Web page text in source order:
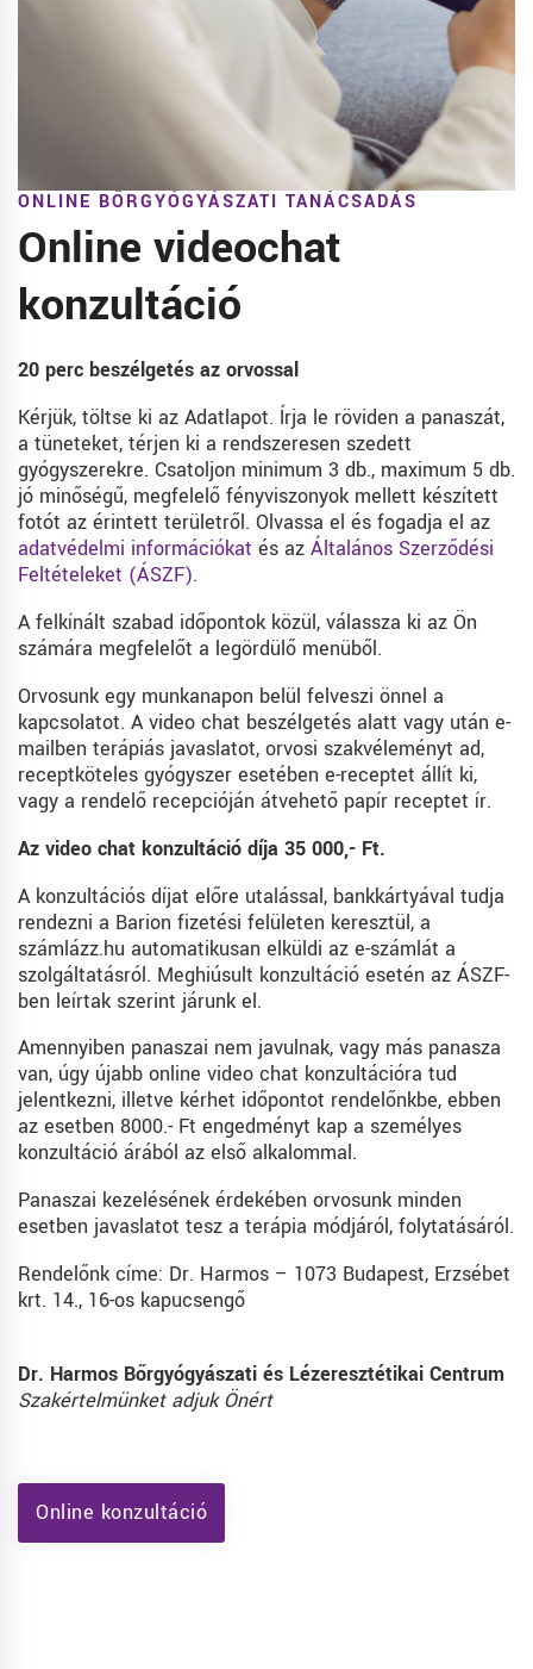
ONLINE BŐRGYÓGYÁSZATI TANÁCSADÁS
Online videochat
konzultáció
20 perc beszélgetés az orvossal
Kérjük, töltse ki az Adatlapot. Írja le röviden a panaszát,
a tüneteket, térjen ki a rendszeresen szedett
gyógyszerekre. Csatoljon minimum 3 db., maximum 5 db.
jó minőségű, megfelelő fényviszonyok mellett készített
fotót az érintett területről. Olvassa el és fogadja el az
adatvédelmi információkat és az Általános Szerződési
Feltételeket (ÁSZF).
A felkínált szabad időpontok közül, válassza ki az Ön
számára megfelelőt a legördülő menüből.
Orvosunk egy munkanapon belül felveszi önnel a
kapcsolatot. A video chat beszélgetés alatt vagy után e-
mailben terápiás javaslatot, orvosi szakvéleményt ad,
receptköteles gyógyszer esetében e-receptet állít ki,
vagy a rendelő recepcióján átvehető papír receptet ír.
Az video chat konzultáció díja 35 000,- Ft.
A konzultációs díjat előre utalással, bankkártyával tudja
rendezni a Barion fizetési felületen keresztül, a
számlázz.hu automatikusan elküldi az e-számlát a
szolgáltatásról. Meghiúsult konzultáció esetén az ÁSZF-
ben leírtak szerint járunk el.
Amennyiben panaszai nem javulnak, vagy más panasza
van, úgy újabb online video chat konzultációra tud
jelentkezni, illetve kérhet időpontot rendelőnkbe, ebben
az esetben 8000.- Ft engedményt kap a személyes
konzultáció árából az első alkalommal.
Panaszai kezelésének érdekében orvosunk minden
esetben javaslatot tesz a terápia módjáról, folytatásáról.
Rendelőnk címe: Dr. Harmos – 1073 Budapest, Erzsébet
krt. 14., 16-os kapucsengő
Dr. Harmos Bőrgyógyászati és Lézeresztétikai Centrum
Szakértelmünket adjuk Önért
Online konzultáció